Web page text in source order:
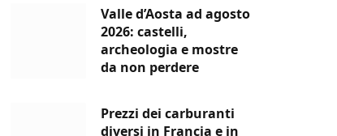
Valle d’Aosta ad agosto
2026: castelli,
archeologia e mostre
da non perdere
Prezzi dei carburanti
diversi in Francia e in